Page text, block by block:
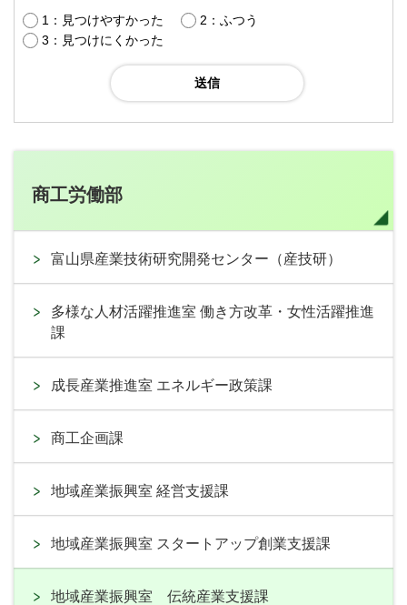
1：見つけやすかった
2：ふつう
3：見つけにくかった
商工労働部
富山県産業技術研究開発センター（産技研）
多様な人材活躍推進室 働き方改革・女性活躍推進
課
成長産業推進室 エネルギー政策課
商工企画課
地域産業振興室 経営支援課
地域産業振興室 スタートアップ創業支援課
地域産業振興室 伝統産業支援課